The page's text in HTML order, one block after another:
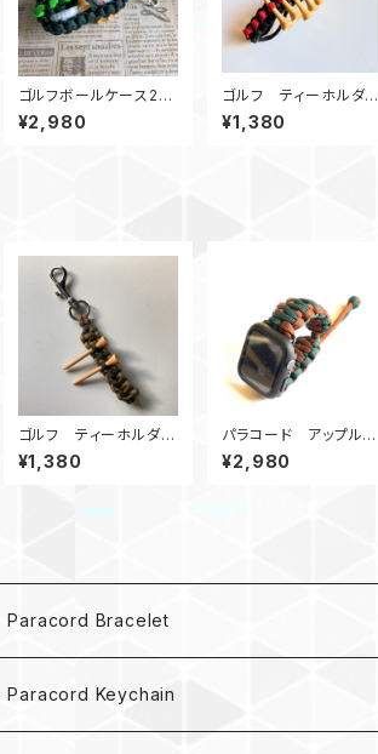
ゴルフボールケース2
ティーホルダー SGHG
¥2,980
ゴルフ ティーホルダー
ベルトループ グレー・
赤 パラコード
¥1,380
ゴルフ ティーホルダー
ベルトループ KOD
¥1,380
パラコード アップルウ
ォッチ バンド44_KC_G
R
¥2,980
Paracord Bracelet
Paracord Keychain